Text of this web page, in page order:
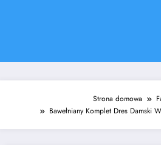
Strona domowa
Bawełniany Komplet Dres Damski